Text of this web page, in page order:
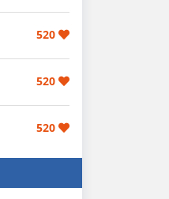
520
520
520